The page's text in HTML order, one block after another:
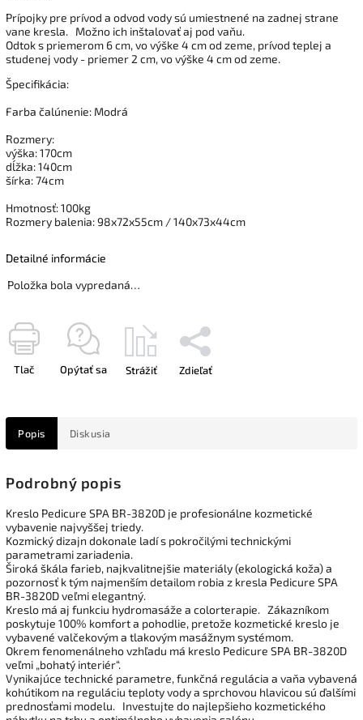
Položka bola vypredaná…
Prípojky pre prívod a odvod vody sú umiestnené na zadnej strane
vane kresla. Možno ich inštalovať aj pod vaňu.
Odtok s priemerom 6 cm, vo výške 4 cm od zeme, prívod teplej a
studenej vody - priemer 2 cm, vo výške 4 cm od zeme.
Špecifikácia:
Farba čalúnenie: Modrá
Rozmery:
výška: 170cm
dĺžka: 140cm
šírka: 74cm
Hmotnosť: 100kg
Rozmery balenia: 98x72x55cm / 140x73x44cm
Detailné informácie
Tlač Opýtať sa Strážiť Zdieľať
Popis Diskusia
Podrobný popis
Kreslo Pedicure SPA BR-3820D je profesionálne kozmetické
vybavenie najvyššej triedy.
Kozmický dizajn dokonale ladí s pokročilými technickými
parametrami zariadenia.
Široká škála farieb, najkvalitnejšie materiály (ekologická koža) a
pozornosť k tým najmenším detailom robia z kresla Pedicure SPA
BR-3820D veľmi elegantný.
Kreslo má aj funkciu hydromasáže a colorterapie. Zákazníkom
poskytuje 100% komfort a pohodlie, pretože kozmetické kreslo je
vybavené valčekovým a tlakovým masážnym systémom.
Okrem fenomenálneho vzhľadu má kreslo Pedicure SPA BR-3820D
veľmi „bohatý interiér“.
Vynikajúce technické parametre, funkčná regulácia a vaňa vybavená
kohútikom na reguláciu teploty vody a sprchovou hlavicou sú ďalšími
prednosťami modelu. Investujte do najlepšieho kozmetického